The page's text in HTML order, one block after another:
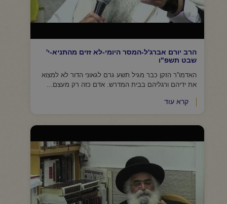
הרב יורם אברג'ל-המסר היומי-לא זזים מהתניא-י'
שבט תשפ"ו
האדמו''ר הזקן כבר מגיל תשע גרם לגאוני הדור לא למצוא
את ידיהם ורגליהם בבית המדרש. אדם כזה רק מעצם...
קרא עוד